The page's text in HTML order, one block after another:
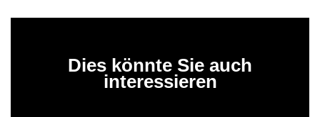
Dies könnte Sie auch
interessieren